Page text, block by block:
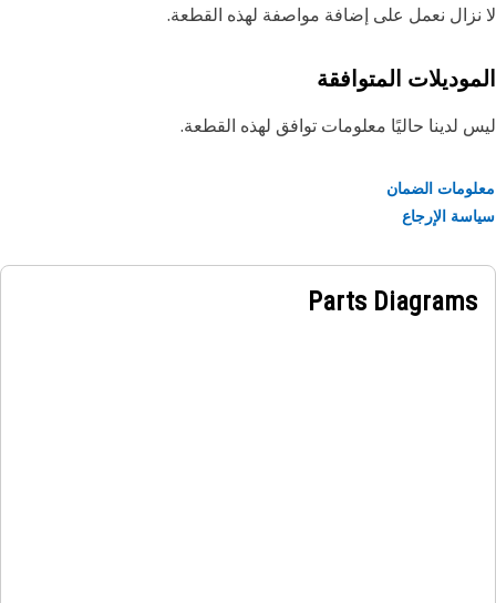
نعمل على إضافة مواصفة لهذه القطعة.
المتوافقة
لدينا حاليًا معلومات توافق لهذه القطعة.
الضمان
الإرجاع
Parts Diagrams